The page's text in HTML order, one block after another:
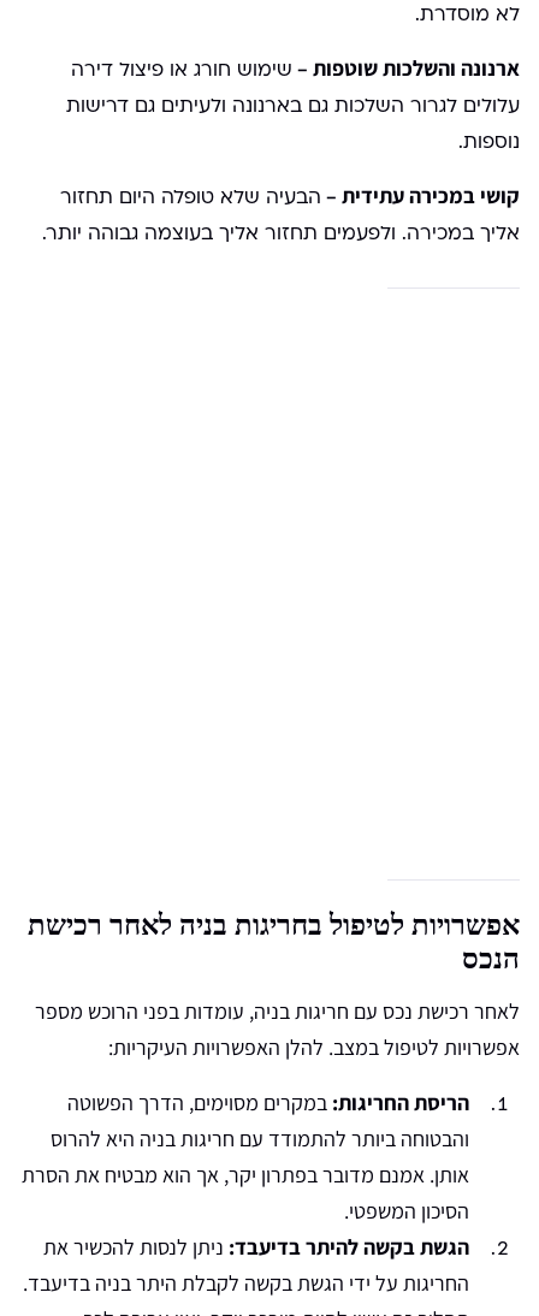
לא מוסדרת.
ארנונה והשלכות שוטפות – שימוש חורג או פיצול דירה
עלולים לגרור השלכות גם בארנונה ולעיתים גם דרישות
נוספות.
קושי במכירה עתידית – הבעיה שלא טופלה היום תחזור
אליך במכירה. ולפעמים תחזור אליך בעוצמה גבוהה יותר.
אפשרויות לטיפול בחריגות בניה לאחר רכישת
הנכס
לאחר רכישת נכס עם חריגות בניה, עומדות בפני הרוכש מספר
אפשרויות לטיפול במצב. להלן האפשרויות העיקריות:
הריסת החריגות: במקרים מסוימים, הדרך הפשוטה
והבטוחה ביותר להתמודד עם חריגות בניה היא להרוס
אותן. אמנם מדובר בפתרון יקר, אך הוא מבטיח את הסרת
הסיכון המשפטי.
הגשת בקשה להיתר בדיעבד: ניתן לנסות להכשיר את
החריגות על ידי הגשת בקשה לקבלת היתר בניה בדיעבד.